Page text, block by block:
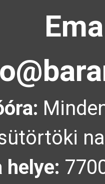
helye: